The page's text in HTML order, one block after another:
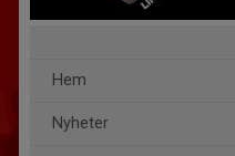
Hem
Nyheter